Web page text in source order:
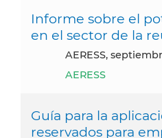
Informe sobre el
en el sector de la
AERESS,
AERESS
Guía para la
reservados para